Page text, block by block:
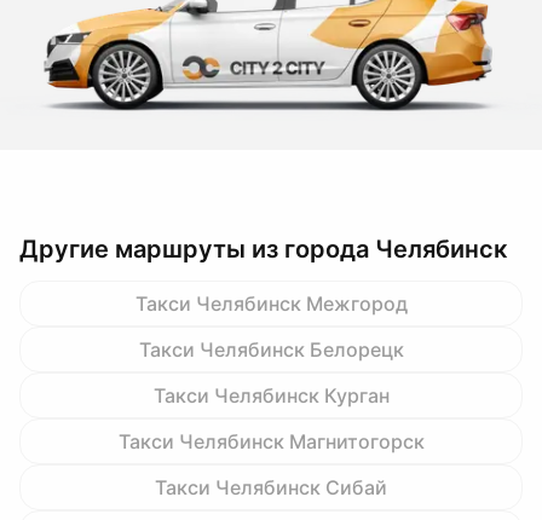
Другие маршруты из города Челябинск
Такси Челябинск Межгород
Такси Челябинск Белорецк
Такси Челябинск Курган
Такси Челябинск Магнитогорск
Такси Челябинск Сибай